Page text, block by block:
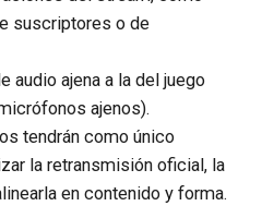
suscriptores o de
audio ajena a la del juego
ajenos).
tendrán como único
la retransmisión oficial, la
en contenido y forma.